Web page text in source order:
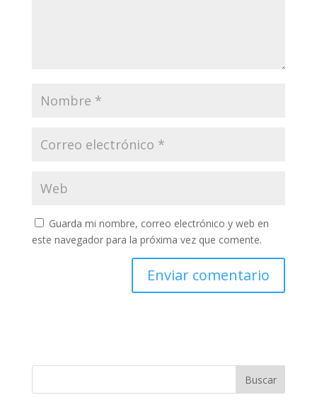
Guarda mi nombre, correo electrónico y web en
este navegador para la próxima vez que comente.